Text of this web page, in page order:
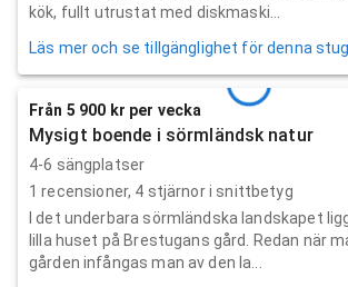
kök, fullt utrustat med diskmaski...
Läs mer och se tillgänglighet för denna
Från 5 900 kr per vecka
Mysigt boende i sörmländsk natur
4-6 sängplatser
1 recensioner, 4 stjärnor i snittbetyg
I det underbara sörmländska landskapet
lilla huset på Brestugans gård. Redan när
gården infångas man av den la...